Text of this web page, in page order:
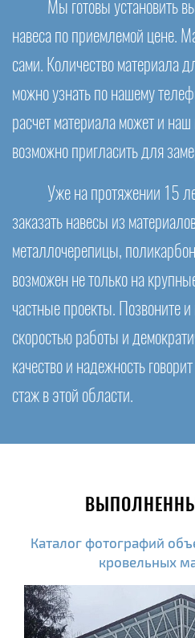
Мы готовы установить
навеса по приемлемой цене.
сами. Количество материала
можно узнать по нашему
расчет материала может и
возможно пригласить для
Уже на протяжении 15
заказать навесы из
металлочерепицы,
возможен не только на
частные проекты. Позвоните
скоростью работы и
качество и надежность
стаж в этой области.
Каталог фотографий
кровельных